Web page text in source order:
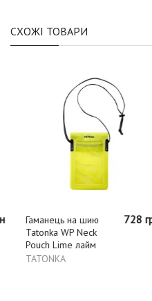
СХОЖІ ТОВАРИ
Гаманець на шию
Tatonka WP Neck
Pouch Lime лайм
TATONKA
728 грн